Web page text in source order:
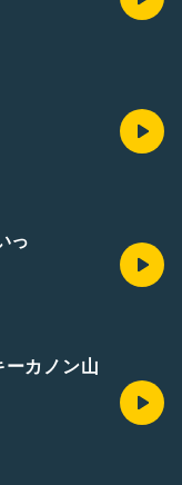
っ
カノン山